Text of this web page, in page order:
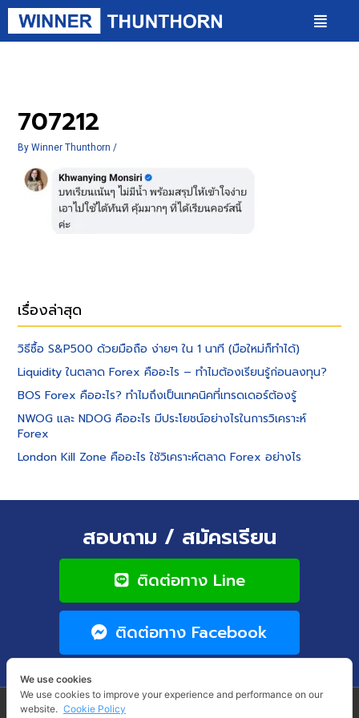
707212
ByWinner Thunthorn/
เรื่องล่าสุด
วิธีซื้อ S&P500 ด้วยมือถือ ง่ายๆ ใน 1 นาที (มือใหม่ก็ทำได้)
Liquidity ในตลาด Forex คืออะไร – ทำไมต้องเรียนรู้ก่อนลงทุน?
BOS Forex คืออะไร? ทำไมถึงเป็นเทคนิคที่เทรดเดอร์ต้องรู้
NWOG และ NDOG คืออะไร มีประโยชน์อย่างไรในการวิเคราะห์
Forex
London Kill Zone คืออะไร ใช้วิเคราะห์ตลาด Forex อย่างไร
สอบถาม / สมัครเรียน
ติดต่อทาง Line
ติดต่อทาง Facebook
COPYRIGHT © 2026 WINNER THUNTHORN. ALL RIGHTS RESERVED.
We use cookies
We use cookies to improve your experience and performance on our
website. Cookie Policy